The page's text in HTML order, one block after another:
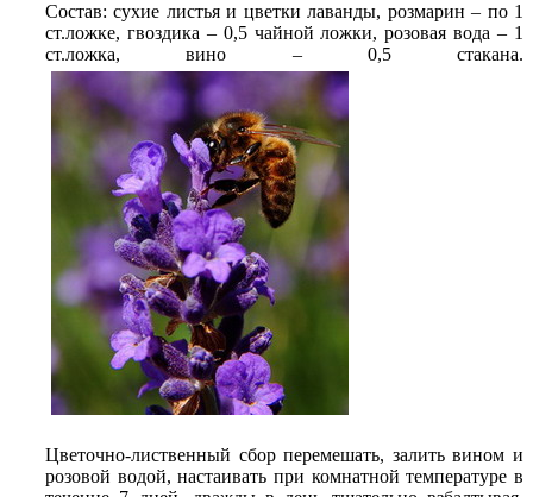
Состав: сухие листья и цветки лаванды, розмарин – по 1
ст.ложке, гвоздика – 0,5 чайной ложки, розовая вода – 1
ст.ложка, вино – 0,5 стакана.
Цветочно-лиственный сбор перемешать, залить вином и
розовой водой, настаивать при комнатной температуре в